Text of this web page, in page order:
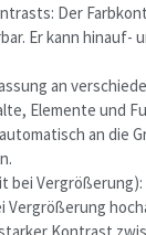
Der
Er kann hinauf-
an
Elemente und
an die
bei
Vergrößerung